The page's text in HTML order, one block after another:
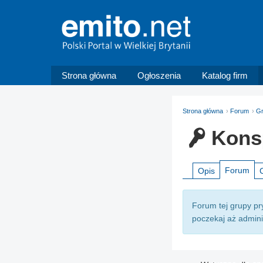
Strona główna Ogłoszenia Katalog firm
Strona główna Forum
Opis Forum
Forum tej grupy
poczekaj aż